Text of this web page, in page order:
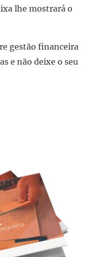
lhe mostrará o
gestão financeira
e não deixe o seu